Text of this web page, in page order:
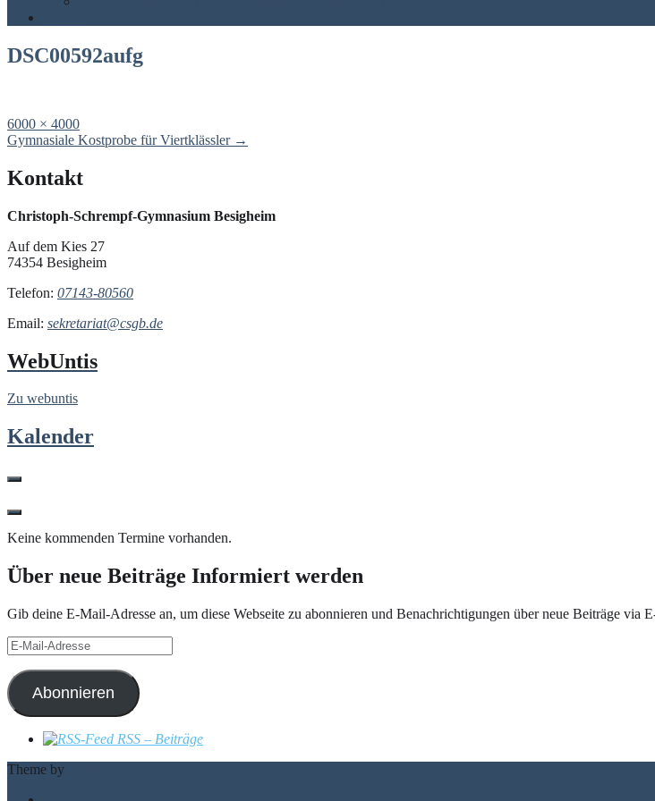
DSC00592aufg
Full
size
6000 × 4000
Post
Gymnasiale Kostprobe für Viertklässler →
Kontakt
Christoph-Schrempf-Gymnasium Besigheim
Auf dem Kies 27
74354 Besigheim
Telefon: 07143-80560
Email: sekretariat@csgb.de
WebUntis
Zu webuntis
Kalender
Keine kommenden Termine vorhanden.
Über neue Beiträge Informiert werden
Gib deine E-Mail-Adresse an, um diese Webseite zu abonnieren und Benachrichtigungen über neue Beiträge via
E-
Mail-
Adresse
Abonnieren
RSS – Beiträge
Theme by